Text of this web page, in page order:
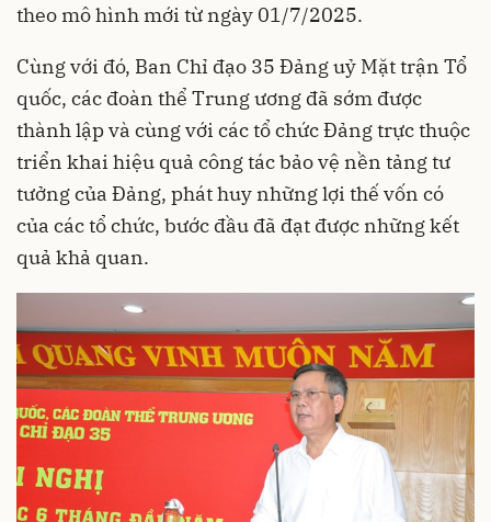
theo mô hình mới từ ngày 01/7/2025.
Cùng với đó, Ban Chỉ đạo 35 Đảng uỷ Mặt trận Tổ
quốc, các đoàn thể Trung ương đã sớm được
thành lập và cùng với các tổ chức Đảng trực thuộc
triển khai hiệu quả công tác bảo vệ nền tảng tư
tưởng của Đảng, phát huy những lợi thế vốn có
của các tổ chức, bước đầu đã đạt được những kết
quả khả quan.